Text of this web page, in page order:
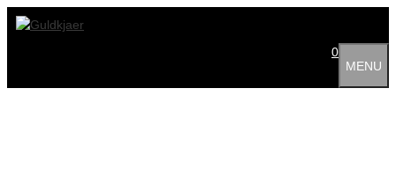
Hop
0
MENU